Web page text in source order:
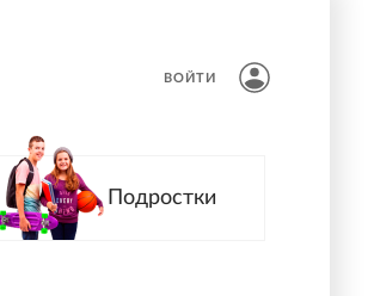
ВОЙТИ
Подростки